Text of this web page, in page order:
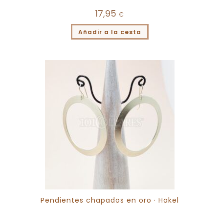
17,95 €
Añadir a la cesta
Pendientes chapados en oro · Hakel